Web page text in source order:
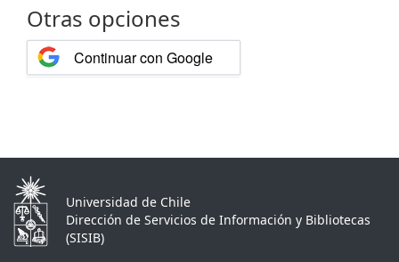
Otras opciones
Continuar con Google
Universidad de Chile
Dirección de Servicios de Información y Bibliotecas
(SISIB)